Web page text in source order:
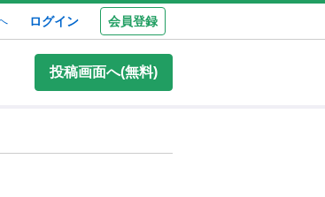
ログイン 会員登録
投稿画面へ(無料)